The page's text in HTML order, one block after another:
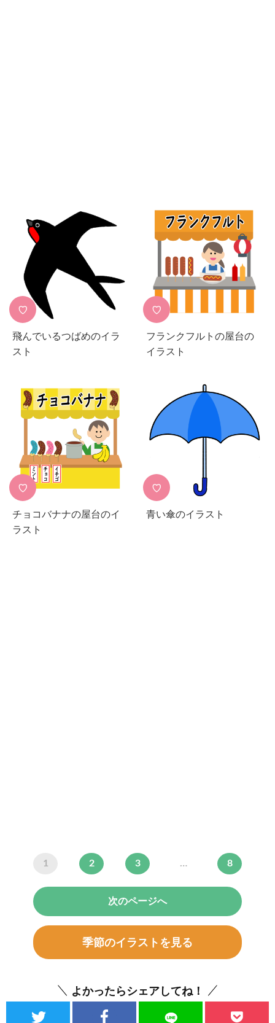
♡
飛んでいるつばめのイラ
スト
♡
フランクフルトの屋台の
イラスト
♡
チョコバナナの屋台のイ
ラスト
♡
青い傘のイラスト
1 2 3 … 8
次のページへ
季節のイラストを見る
よかったらシェアしてね！